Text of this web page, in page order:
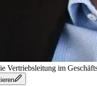
Vertriebsleitung im